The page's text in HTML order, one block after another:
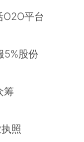
平台
5%股份
筹
照